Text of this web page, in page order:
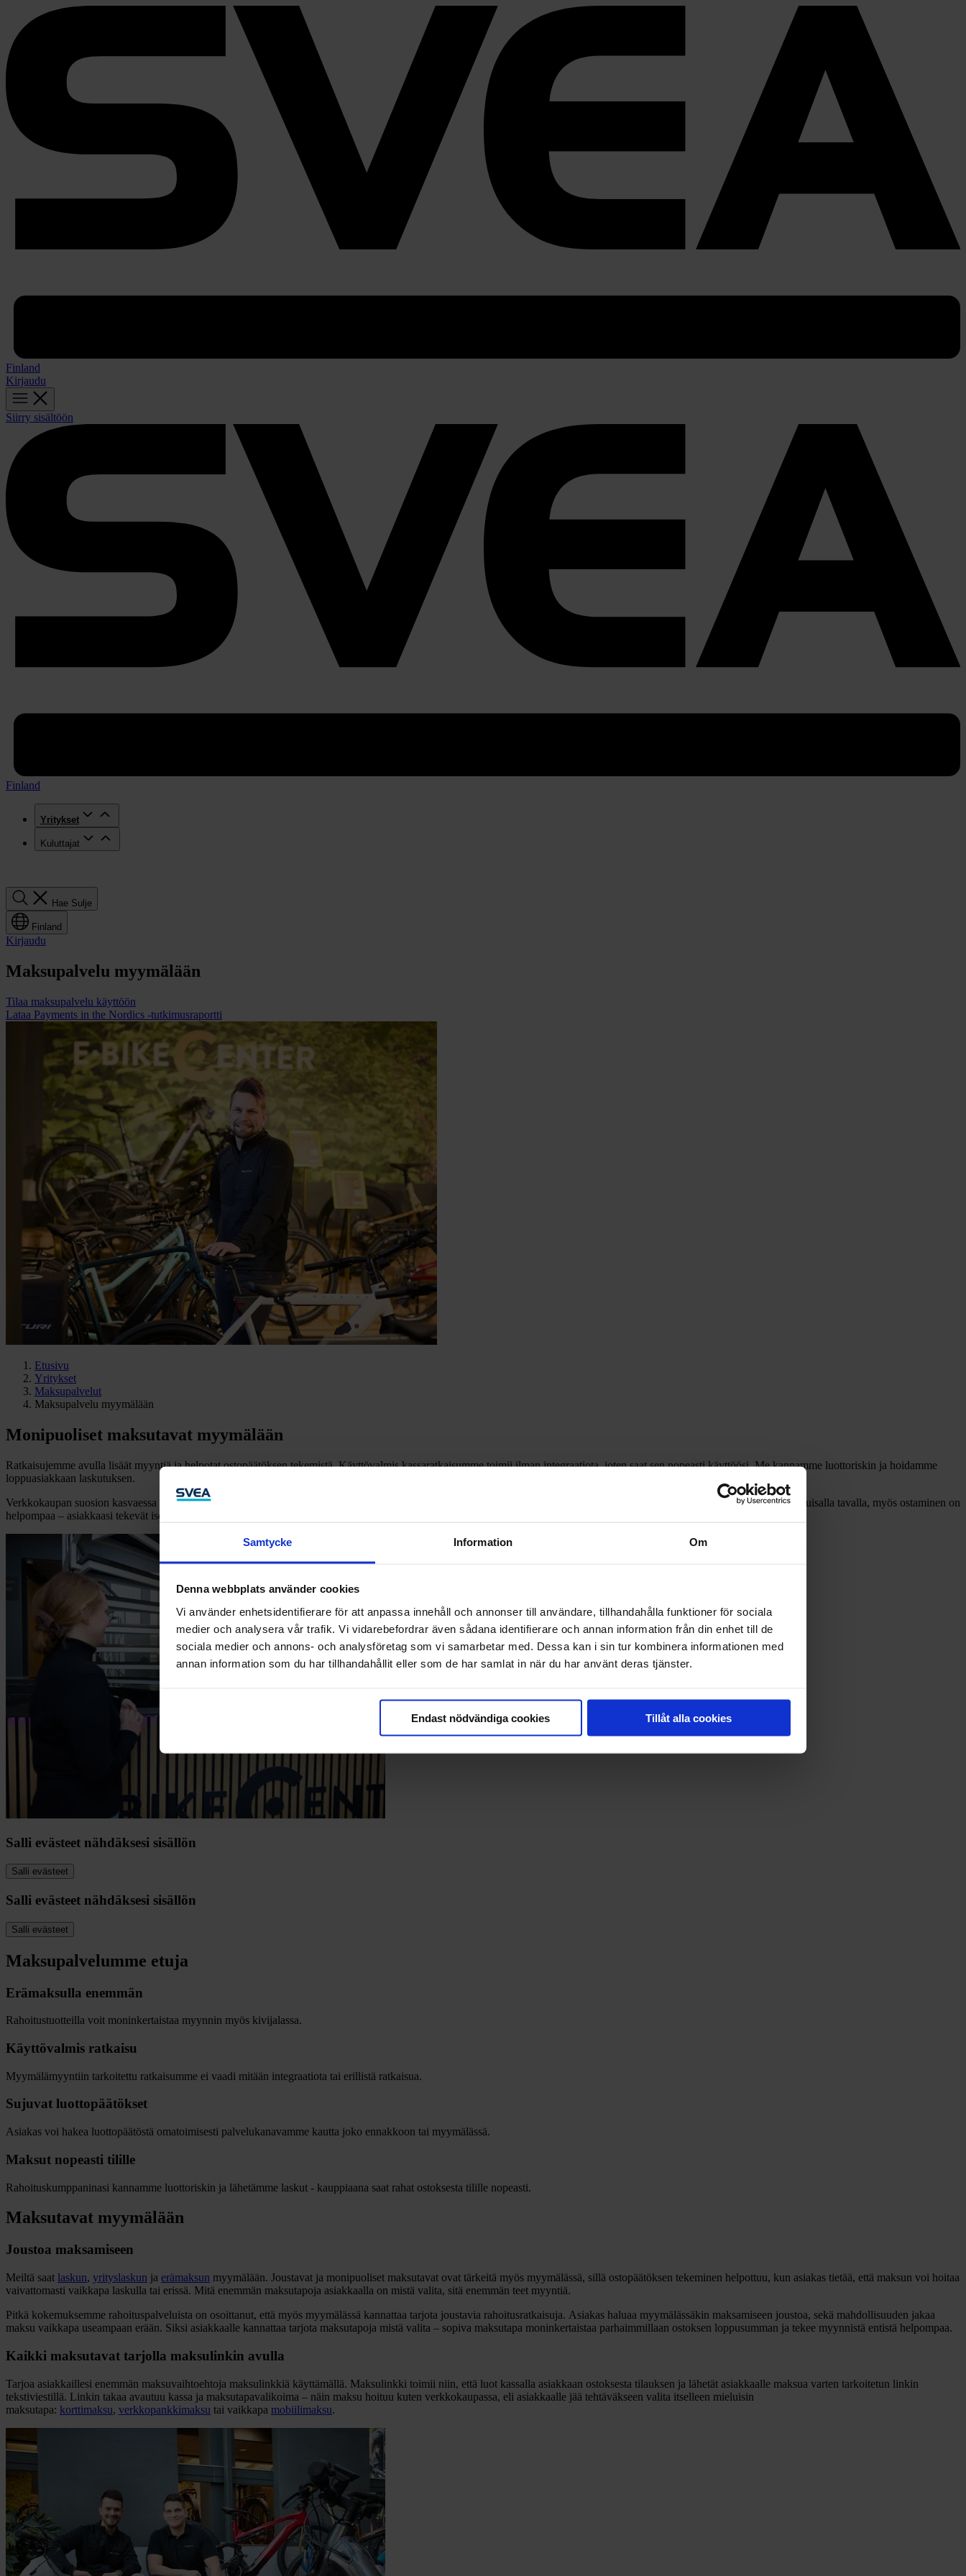
Samtycke Information Om
Denna webbplats använder cookies
Vi använder enhetsidentifierare för att anpassa innehåll och annonser till användare, tillhandahålla funktioner för sociala
medier och analysera vår trafik. Vi vidarebefordrar även sådana identifierare och annan information från din enhet till de
sociala medier och annons- och analysföretag som vi samarbetar med. Dessa kan i sin tur kombinera informationen med
annan information som du har tillhandahållit eller som de har samlat in när du har använt deras tjänster.
Endast nödvändiga cookies Tillåt alla cookies
Finland
Kirjaudu
Siirry sisältöön
Finland
Yritykset
Kuluttajat
Hae Sulje
Finland
Kirjaudu
Maksupalvelu myymälään
Tilaa maksupalvelu käyttöön
Lataa Payments in the Nordics -tutkimusraportti
Etusivu
Yritykset
Maksupalvelut
Maksupalvelu myymälään
Monipuoliset maksutavat myymälään
Ratkaisujemme avulla lisäät myyntiä ja helpotat ostopäätöksen tekemistä. Käyttövalmis kassaratkaisumme toimii ilman integraatiota, joten saat sen nopeasti käyttöösi. Me kannamme luottoriskin ja hoidamme
loppuasiakkaan laskutuksen.
Verkkokaupan suosion kasvaessa on ostokokemuksella yhä suurempi merkitys etenkin kivijalkaliikkeessä. Kun maksaminen myymälässä hoituu vaivattomasti ja asiakkaalle mieluisalla tavalla, myös ostaminen on
helpompaa – asiakkaasi tekevät isompia ostoksia ja palaavat todennäköisemmin liikkeeseesi myös uudestaan.
Salli evästeet nähdäksesi sisällön
Salli evästeet
Salli evästeet nähdäksesi sisällön
Salli evästeet
Maksupalvelumme etuja
Erämaksulla enemmän
Rahoitustuotteilla voit moninkertaistaa myynnin myös kivijalassa.
Käyttövalmis ratkaisu
Myymälämyyntiin tarkoitettu ratkaisumme ei vaadi mitään integraatiota tai erillistä ratkaisua.
Sujuvat luottopäätökset
Asiakas voi hakea luottopäätöstä omatoimisesti palvelukanavamme kautta joko ennakkoon tai myymälässä.
Maksut nopeasti tilille
Rahoituskumppaninasi kannamme luottoriskin ja lähetämme laskut - kauppiaana saat rahat ostoksesta tilille nopeasti.
Maksutavat myymälään
Joustoa maksamiseen
Meiltä saat laskun, yrityslaskun ja erämaksun myymälään. Joustavat ja monipuoliset maksutavat ovat tärkeitä myös myymälässä, sillä ostopäätöksen tekeminen helpottuu, kun asiakas tietää, että maksun voi hoitaa
vaivattomasti vaikkapa laskulla tai erissä. Mitä enemmän maksutapoja asiakkaalla on mistä valita, sitä enemmän teet myyntiä.
Pitkä kokemuksemme rahoituspalveluista on osoittanut, että myös myymälässä kannattaa tarjota joustavia rahoitusratkaisuja. Asiakas haluaa myymälässäkin maksamiseen joustoa, sekä mahdollisuuden jakaa
maksu vaikkapa useampaan erään. Siksi asiakkaalle kannattaa tarjota maksutapoja mistä valita ­– sopiva maksutapa moninkertaistaa parhaimmillaan ostoksen loppusumman ja tekee myynnistä entistä helpompaa.
Kaikki maksutavat tarjolla maksulinkin avulla
Tarjoa asiakkaillesi enemmän maksuvaihtoehtoja maksulinkkiä käyttämällä. Maksulinkki toimii niin, että luot kassalla asiakkaan ostoksesta tilauksen ja lähetät asiakkaalle maksua varten tarkoitetun linkin
tekstiviestillä. Linkin takaa avautuu kassa ja maksutapavalikoima – näin maksu hoituu kuten verkkokaupassa, eli asiakkaalle jää tehtäväkseen valita itselleen mieluisin
maksutapa: korttimaksu, verkkopankkimaksu tai vaikkapa mobiilimaksu.